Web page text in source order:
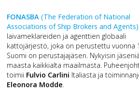
FONASBA(The Federation of National
Associations of Ship Brokers and Agents)
laivameklareiden ja agenttien globaali
kattojärjestö, joka on perustettu vuonna
Suomi on perustajajäsen. Nykyisin
maasta kaikkialta maailmasta.
toimii Fulvio Carlini Italiasta ja
Eleonora Modde